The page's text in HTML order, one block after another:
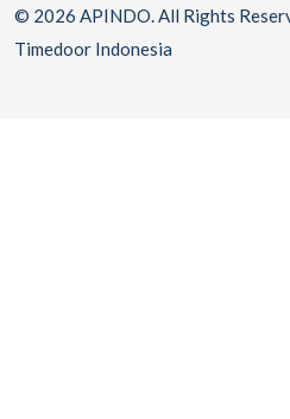
© 2026 APINDO. All Rights
Timedoor Indonesia